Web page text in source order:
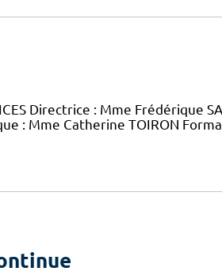
Directrice : Mme Frédérique
: Mme Catherine TOIRON